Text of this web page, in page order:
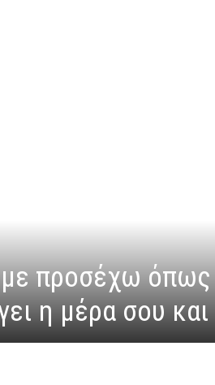
προσέχω όπως
η μέρα σου